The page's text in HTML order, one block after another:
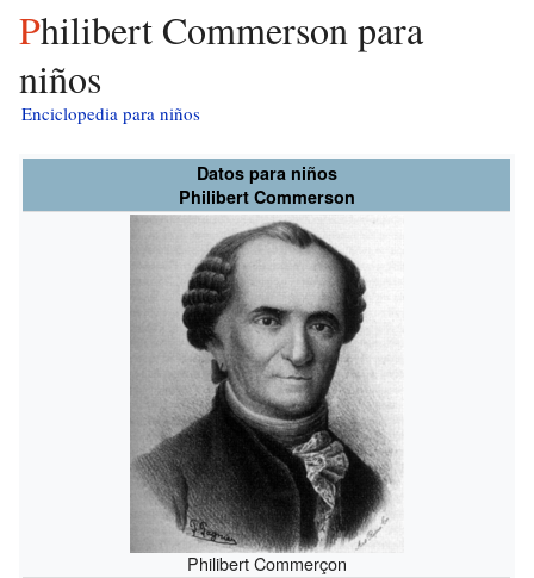
Philibert Commerson para
niños
Enciclopedia para niños
Datos para niños
Philibert Commerson
Philibert Commerçon